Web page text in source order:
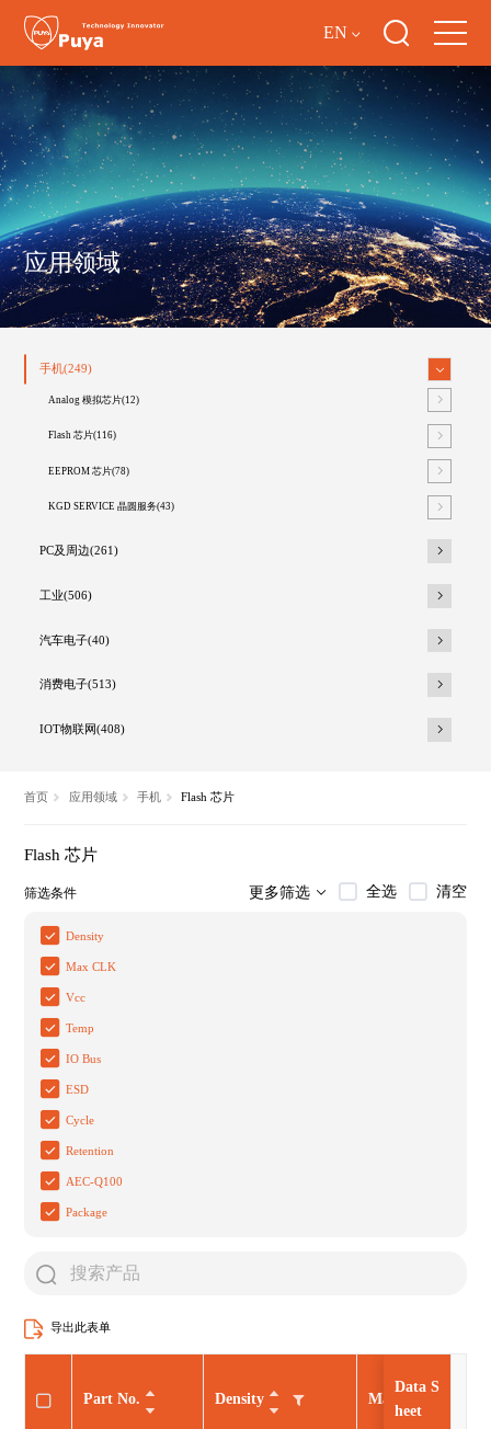
EN
应用领域
手机(249)
Analog 模拟芯片(12)
Flash 芯片(116)
EEPROM 芯片(78)
KGD SERVICE 晶圆服务(43)
PC及周边(261)
工业(506)
汽车电子(40)
消费电子(513)
IOT物联网(408)
首页 应用领域 手机 Flash 芯片
Flash 芯片
筛选条件 更多筛选 全选 清空
Density
Max CLK
Vcc
Temp
IO Bus
ESD
Cycle
Retention
AEC-Q100
Package
导出此表单
Density Max CLK
Part No.
Data S
heet